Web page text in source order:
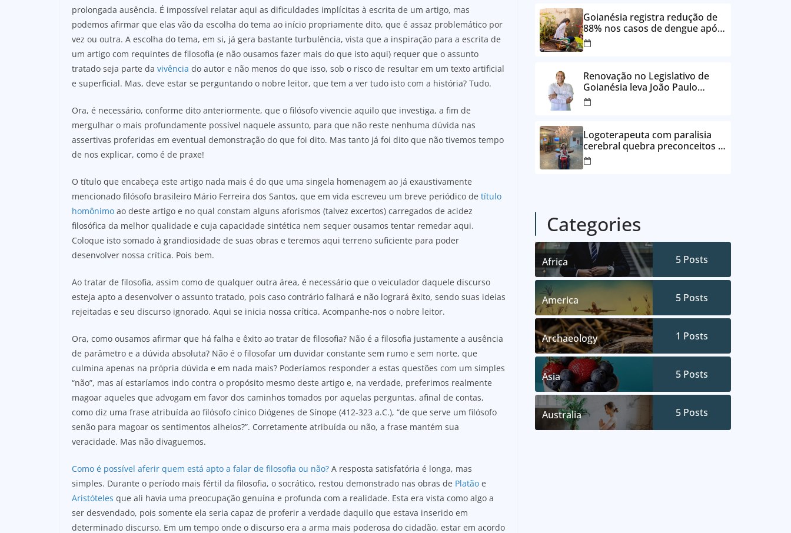
prolongada ausência. É impossível relatar aqui as dificuldades implícitas à escrita de um artigo, mas
podemos afirmar que elas vão da escolha do tema ao início propriamente dito, que é assaz problemático por
vez ou outra. A escolha do tema, em si, já gera bastante turbulência, vista que a inspiração para a escrita de
um artigo com requintes de filosofia (e não ousamos fazer mais do que isto aqui) requer que o assunto
tratado seja parte da vivência do autor e não menos do que isso, sob o risco de resultar em um texto artificial
e superficial. Mas, deve estar se perguntando o nobre leitor, que tem a ver tudo isto com a história? Tudo.
Ora, é necessário, conforme dito anteriormente, que o filósofo vivencie aquilo que investiga, a fim de
mergulhar o mais profundamente possível naquele assunto, para que não reste nenhuma dúvida nas
assertivas proferidas em eventual demonstração do que foi dito. Mas tanto já foi dito que não tivemos tempo
de nos explicar, como é de praxe!
O título que encabeça este artigo nada mais é do que uma singela homenagem ao já exaustivamente
mencionado filósofo brasileiro Mário Ferreira dos Santos, que em vida escreveu um breve periódico de título
homônimo ao deste artigo e no qual constam alguns aforismos (talvez excertos) carregados de acidez
filosófica da melhor qualidade e cuja capacidade sintética nem sequer ousamos tentar remedar aqui.
Coloque isto somado à grandiosidade de suas obras e teremos aqui terreno suficiente para poder
desenvolver nossa crítica. Pois bem.
Ao tratar de filosofia, assim como de qualquer outra área, é necessário que o veiculador daquele discurso
esteja apto a desenvolver o assunto tratado, pois caso contrário falhará e não logrará êxito, sendo suas ideias
rejeitadas e seu discurso ignorado. Aqui se inicia nossa crítica. Acompanhe-nos o nobre leitor.
Ora, como ousamos afirmar que há falha e êxito ao tratar de filosofia? Não é a filosofia justamente a ausência
de parâmetro e a dúvida absoluta? Não é o filosofar um duvidar constante sem rumo e sem norte, que
culmina apenas na própria dúvida e em nada mais? Poderíamos responder a estas questões com um simples
“não”, mas aí estaríamos indo contra o propósito mesmo deste artigo e, na verdade, preferimos realmente
magoar aqueles que advogam em favor dos caminhos tomados por aquelas perguntas, afinal de contas,
como diz uma frase atribuída ao filósofo cínico Diógenes de Sínope (412-323 a.C.), “de que serve um filósofo
senão para magoar os sentimentos alheios?”. Corretamente atribuída ou não, a frase mantém sua
veracidade. Mas não divaguemos.
Como é possível aferir quem está apto a falar de filosofia ou não? A resposta satisfatória é longa, mas
simples. Durante o período mais fértil da filosofia, o socrático, restou demonstrado nas obras de Platão e
Aristóteles que ali havia uma preocupação genuína e profunda com a realidade. Esta era vista como algo a
ser desvendado, pois somente ela seria capaz de proferir a verdade daquilo que estava inserido em
determinado discurso. Em um tempo onde o discurso era a arma mais poderosa do cidadão, estar em acordo
Goianésia registra redução de
88% nos casos de dengue após
ações de prevenção da
Prefeitura
Renovação no Legislativo de
Goianésia leva João Paulo
Batista à Câmara Municipal
Logoterapeuta com paralisia
cerebral quebra preconceitos e
ajuda pacientes a reencontrar
propósito em Goianésia
Categories
Africa 5 Posts
America 5 Posts
Archaeology 1 Posts
Asia 5 Posts
Australia 5 Posts